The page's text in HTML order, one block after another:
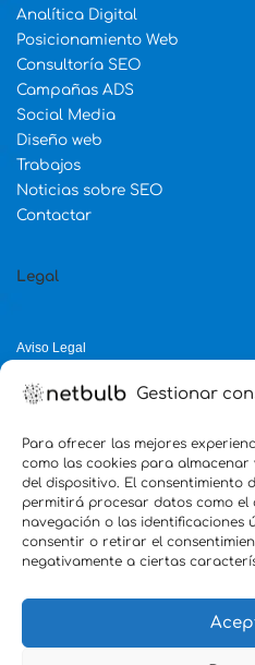
Gestionar
Para ofrecer las mejores
como las cookies para
del dispositivo. El consentimiento
permitirá procesar datos como el
navegación o las identificaciones
consentir o retirar el
negativamente a ciertas
Analítica Digital
Posicionamiento Web
Consultoría SEO
Campañas ADS
Social Media
Diseño web
Trabajos
Noticias sobre SEO
Contactar
Legal
Aviso Legal
Política de Cookies
5.0
Servicio mejor
verificado por: